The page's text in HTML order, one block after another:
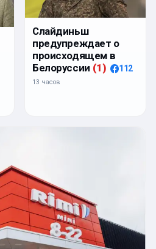
Слайдиньш
предупреждает о
происходящем в
Белоруссии (1) 112
13 часов